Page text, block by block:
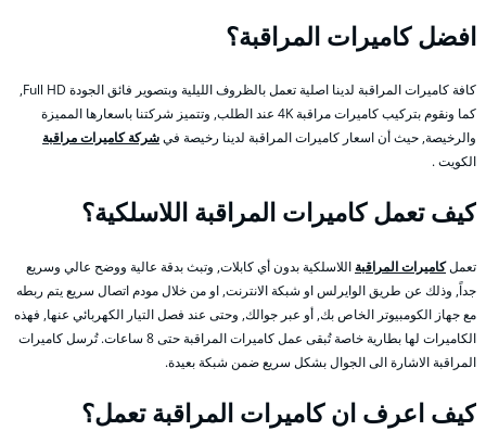
افضل كاميرات المراقبة؟
كافة كاميرات المراقبة لدينا اصلية تعمل بالظروف الليلية وبتصوير فائق الجودة Full HD,
كما ونقوم بتركيب كاميرات مراقبة 4K عند الطلب, وتتميز شركتنا باسعارها المميزة
والرخيصة, حيث أن اسعار كاميرات المراقبة لدينا رخيصة فيشركة كاميرات مراقبة
الكويت .
كيف تعمل كاميرات المراقبة اللاسلكية؟
تعملكاميرات المراقبة اللاسلكية بدون أي كابلات, وتبث بدقة عالية ووضح عالي وسريع
جداً, وذلك عن طريق الوايرلس او شبكة الانترنت, او من خلال مودم اتصال سريع يتم ربطه
مع جهاز الكومبيوتر الخاص بك, أو عبر جوالك, وحتى عند فصل التيار الكهربائي عنها, فهذه
الكاميرات لها بطارية خاصة تُبقى عمل كاميرات المراقبة حتى 8 ساعات. تُرسل كاميرات
المراقبة الاشارة الى الجوال بشكل سريع ضمن شبكة بعيدة.
كيف اعرف ان كاميرات المراقبة تعمل؟